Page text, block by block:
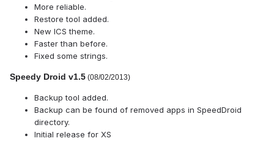
More reliable.
Restore tool added.
New ICS theme.
Faster than before.
Fixed some strings.
Speedy Droid v1.5 (08/02/2013)
Backup tool added.
Backup can be found of removed apps in SpeedDroid
directory.
Initial release for XS